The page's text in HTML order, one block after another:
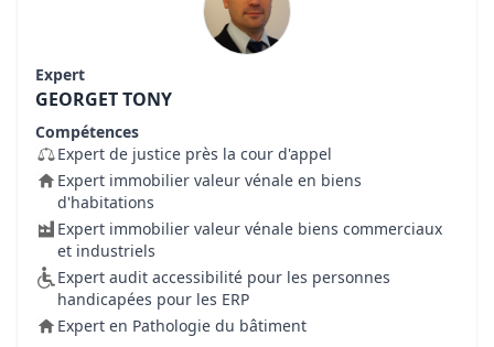
Expert
GEORGET TONY
Compétences
Expert de justice près la cour d'appel
Expert immobilier valeur vénale en biens
d'habitations
Expert immobilier valeur vénale biens commerciaux
et industriels
Expert audit accessibilité pour les personnes
handicapées pour les ERP
Expert en Pathologie du bâtiment